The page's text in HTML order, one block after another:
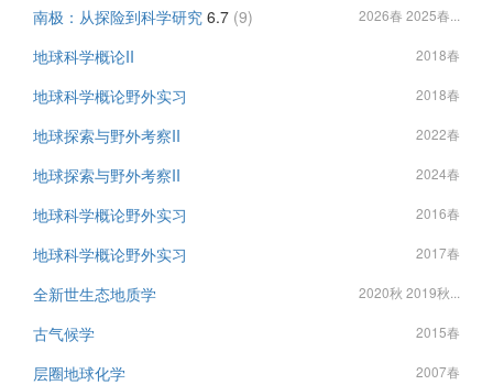
南极：从探险到科学研究 6.7 (9) 2026春 2025春...
地球科学概论II 2018春
地球科学概论野外实习 2018春
地球探索与野外考察II 2022春
地球探索与野外考察II 2024春
地球科学概论野外实习 2016春
地球科学概论野外实习 2017春
全新世生态地质学 2020秋 2019秋...
古气候学 2015春
层圈地球化学 2007春